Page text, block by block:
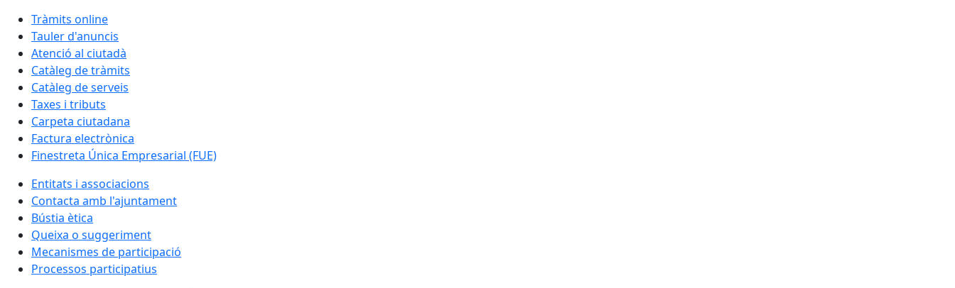
Tràmits online
Tauler d'anuncis
Atenció al ciutadà
Catàleg de tràmits
Catàleg de serveis
Taxes i tributs
Carpeta ciutadana
Factura electrònica
Finestreta Única Empresarial (FUE)
Entitats i associacions
Contacta amb l'ajuntament
Bústia ètica
Queixa o suggeriment
Mecanismes de participació
Processos participatius